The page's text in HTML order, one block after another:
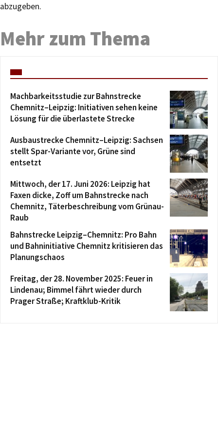
abzugeben.
Mehr zum Thema
Machbarkeitsstudie zur Bahnstrecke
Chemnitz–Leipzig: Initiativen sehen keine
Lösung für die überlastete Strecke
Ausbaustrecke Chemnitz–Leipzig: Sachsen
stellt Spar-Variante vor, Grüne sind
entsetzt
Mittwoch, der 17. Juni 2026: Leipzig hat
Faxen dicke, Zoff um Bahnstrecke nach
Chemnitz, Täterbeschreibung vom Grünau-
Raub
Bahnstrecke Leipzig–Chemnitz: Pro Bahn
und Bahninitiative Chemnitz kritisieren das
Planungschaos
Freitag, der 28. November 2025: Feuer in
Lindenau; Bimmel fährt wieder durch
Prager Straße; Kraftklub-Kritik